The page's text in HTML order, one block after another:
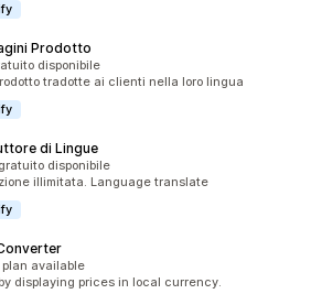
Prodotto
disponibile
tradotte ai clienti nella loro lingua
di Lingue
disponibile
illimitata. Language translate
plan available
displaying prices in local currency.